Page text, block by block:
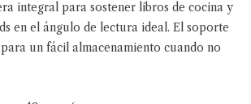
integral para sostener libros de cocina y
en el ángulo de lectura ideal. El soporte
un fácil almacenamiento cuando no